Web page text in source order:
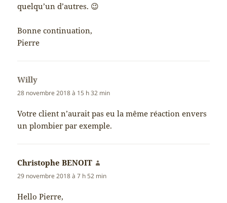
quelqu’un d’autres. 😉
Bonne continuation,
Pierre
Willy
28 novembre 2018 à 15 h 32 min
Votre client n’aurait pas eu la même réaction envers
un plombier par exemple.
Christophe BENOIT
29 novembre 2018 à 7 h 52 min
Hello Pierre,